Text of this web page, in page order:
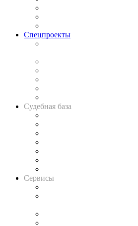
Спецпроекты
Судебная база
Сервисы